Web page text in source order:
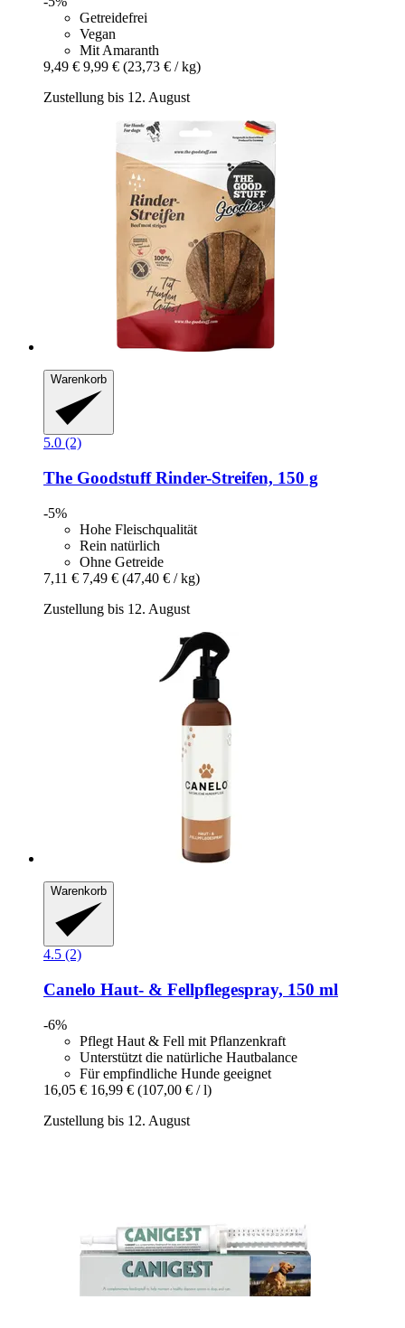
Getreidefrei
Vegan
Mit Amaranth
9,49 € 9,99 € (23,73 € / kg)
Zustellung bis 12. August
Warenkorb
5.0 (2)
The GoodstuffRinder-​Streifen, 150 g
-5%
Hohe Fleischqualität
Rein natürlich
Ohne Getreide
7,11 € 7,49 € (47,40 € / kg)
Zustellung bis 12. August
Warenkorb
4.5 (2)
Canelo Haut-​ & Fellpflegespray, 150 ml
-6%
Pflegt Haut & Fell mit Pflanzenkraft
Unterstützt die natürliche Hautbalance
Für empfindliche Hunde geeignet
16,05 € 16,99 € (107,00 € / l)
Zustellung bis 12. August